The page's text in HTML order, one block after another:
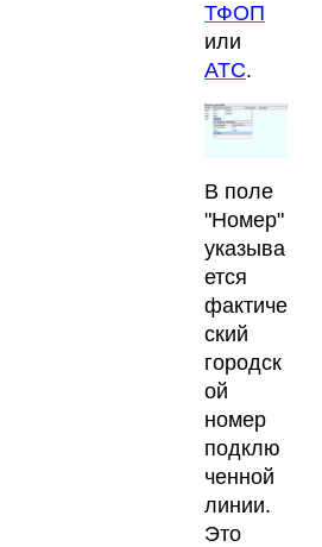
ТФОП
или
АТС.
В поле
"Номер"
указыва
ется
фактиче
ский
городск
ой
номер
подклю
ченной
линии.
Это